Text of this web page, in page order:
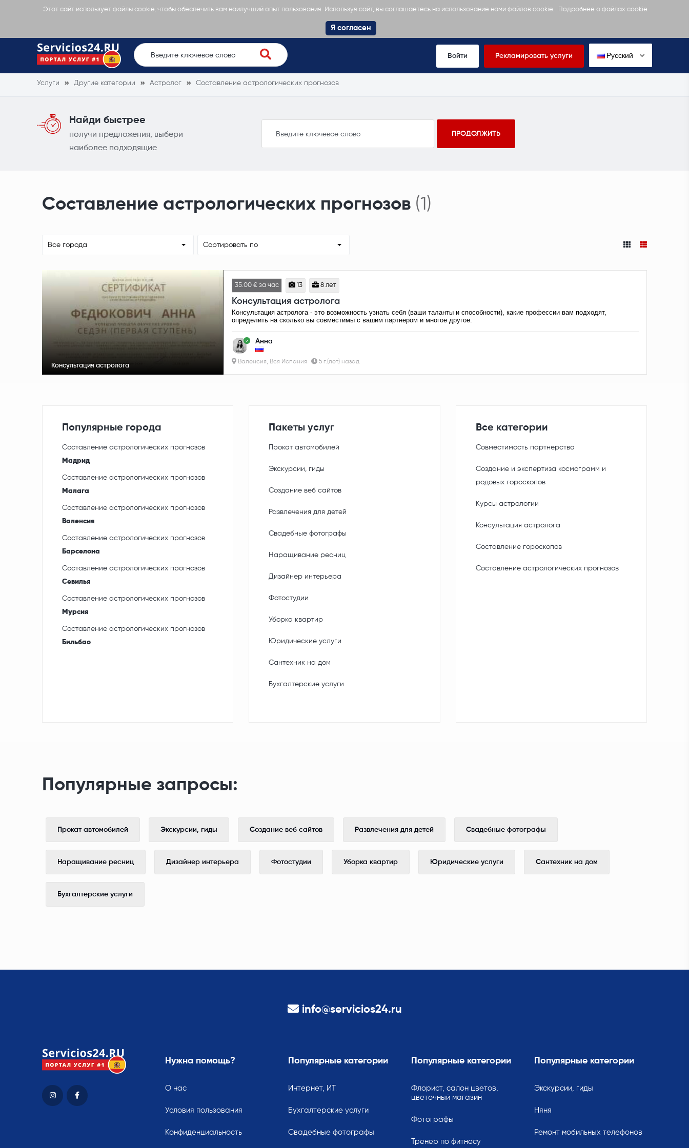
Этот сайт использует файлы cookie, чтобы обеспечить вам наилучший опыт пользования. Используя сайт, вы соглашаетесь на использование нами файлов cookie. Подробнее о файлах cookie.
Я согласен
Войти Рекламировать услуги Русский
Услуги Другие категории Астролог Составление астрологических прогнозов
Найди быстрее
получи предложения, выбери
наиболее подходящие
Составление астрологических прогнозов (1)
Все города Сортировать по
Консультация астролога
35.00 € за час 13 8 лет
Консультация астролога
Консультация астролога - это возможность узнать себя (ваши таланты и способности), какие профессии вам подходят,
определить на сколько вы совместимы с вашим партнером и многое другое.
Анна
Валенсия, Вся Испания 5 г.(лет) назад
Популярные города
Составление астрологических прогнозов
Мадрид
Составление астрологических прогнозов
Малага
Составление астрологических прогнозов
Валенсия
Составление астрологических прогнозов
Барселона
Составление астрологических прогнозов
Севилья
Составление астрологических прогнозов
Мурсия
Составление астрологических прогнозов
Бильбао
Пакеты услуг
Прокат автомобилей
Экскурсии, гиды
Создание веб сайтов
Развлечения для детей
Свадебные фотографы
Наращивание ресниц
Дизайнер интерьера
Фотостудии
Уборка квартир
Юридические услуги
Сантехник на дом
Бухгалтерские услуги
Все категории
Совместимость партнерства
Создание и экспертиза космограмм и
родовых гороскопов
Курсы астрологии
Консультация астролога
Составление гороскопов
Составление астрологических прогнозов
Популярные запросы:
Прокат автомобилей Экскурсии, гиды Создание веб сайтов Развлечения для детей Свадебные фотографы
Наращивание ресниц Дизайнер интерьера Фотостудии Уборка квартир Юридические услуги Сантехник на дом
Бухгалтерские услуги
info@servicios24.ru
Нужна помощь?
О нас
Условия пользования
Конфиденциальность
Популярные категории
Интернет, ИТ
Бухгалтерские услуги
Свадебные фотографы
Популярные категории
Флорист, салон цветов,
цветочный магазин
Фотографы
Тренер по фитнесу
Популярные категории
Экскурсии, гиды
Няня
Ремонт мобильных телефонов